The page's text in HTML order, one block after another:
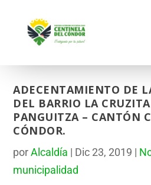
ADECENTAMIENTO DE
DEL BARRIO LA
PANGUITZA – CANTÓN
CÓNDOR.
porAlcaldía | Dic 23, 2019 |
municipalidad